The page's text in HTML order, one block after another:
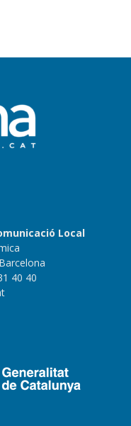
Local
40 40